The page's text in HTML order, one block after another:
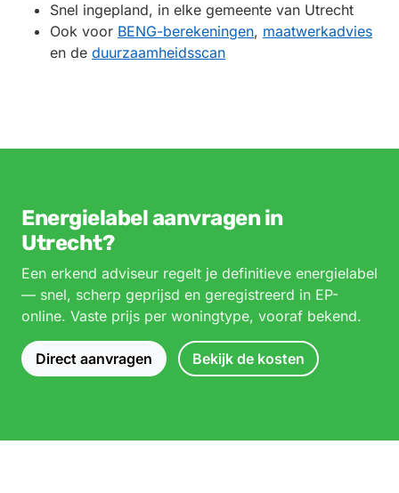
Snel ingepland, in elke gemeente van Utrecht
Ook voor BENG-berekeningen, maatwerkadvies
en de duurzaamheidsscan
Energielabel aanvragen in
Utrecht?
Een erkend adviseur regelt je definitieve energielabel
— snel, scherp geprijsd en geregistreerd in EP-
online. Vaste prijs per woningtype, vooraf bekend.
Direct aanvragen Bekijk de kosten